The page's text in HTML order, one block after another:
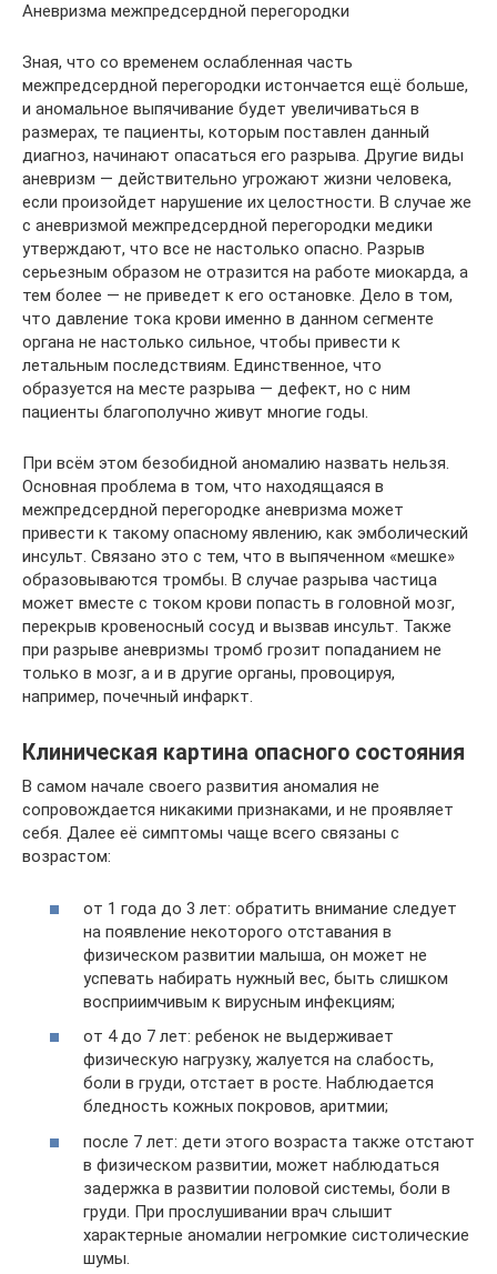
Аневризма межпредсердной перегородки
Зная, что со временем ослабленная часть
межпредсердной перегородки истончается ещё больше,
и аномальное выпячивание будет увеличиваться в
размерах, те пациенты, которым поставлен данный
диагноз, начинают опасаться его разрыва. Другие виды
аневризм — действительно угрожают жизни человека,
если произойдет нарушение их целостности. В случае же
с аневризмой межпредсердной перегородки медики
утверждают, что все не настолько опасно. Разрыв
серьезным образом не отразится на работе миокарда, а
тем более — не приведет к его остановке. Дело в том,
что давление тока крови именно в данном сегменте
органа не настолько сильное, чтобы привести к
летальным последствиям. Единственное, что
образуется на месте разрыва — дефект, но с ним
пациенты благополучно живут многие годы.
При всём этом безобидной аномалию назвать нельзя.
Основная проблема в том, что находящаяся в
межпредсердной перегородке аневризма может
привести к такому опасному явлению, как эмболический
инсульт. Связано это с тем, что в выпяченном «мешке»
образовываются тромбы. В случае разрыва частица
может вместе с током крови попасть в головной мозг,
перекрыв кровеносный сосуд и вызвав инсульт. Также
при разрыве аневризмы тромб грозит попаданием не
только в мозг, а и в другие органы, провоцируя,
например, почечный инфаркт.
Клиническая картина опасного состояния
В самом начале своего развития аномалия не
сопровождается никакими признаками, и не проявляет
себя. Далее её симптомы чаще всего связаны с
возрастом:
от 1 года до 3 лет: обратить внимание следует
на появление некоторого отставания в
физическом развитии малыша, он может не
успевать набирать нужный вес, быть слишком
восприимчивым к вирусным инфекциям;
от 4 до 7 лет: ребенок не выдерживает
физическую нагрузку, жалуется на слабость,
боли в груди, отстает в росте. Наблюдается
бледность кожных покровов, аритмии;
после 7 лет: дети этого возраста также отстают
в физическом развитии, может наблюдаться
задержка в развитии половой системы, боли в
груди. При прослушивании врач слышит
характерные аномалии негромкие систолические
шумы.